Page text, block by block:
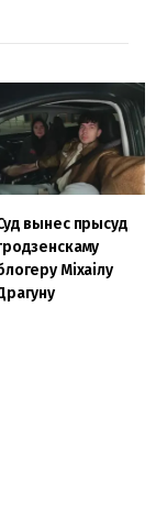
вынес прысуд
Міхаілу